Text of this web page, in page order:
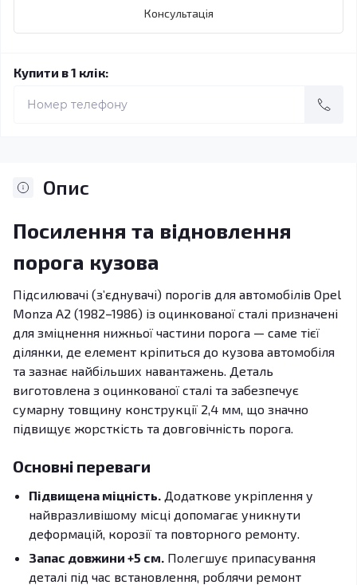
Консультація
Купити в 1 клік:
Опис
Посилення та відновлення
порога кузова
Підсилювачі (з’єднувачі) порогів для автомобілів Opel
Monza A2 (1982–1986) із оцинкованої сталі призначені
для зміцнення нижньої частини порога — саме тієї
ділянки, де елемент кріпиться до кузова автомобіля
та зазнає найбільших навантажень. Деталь
виготовлена з оцинкованої сталі та забезпечує
сумарну товщину конструкції 2,4 мм, що значно
підвищує жорсткість та довговічність порога.
Основні переваги
Підвищена міцність. Додаткове укріплення у
найвразливішому місці допомагає уникнути
деформацій, корозії та повторного ремонту.
Запас довжини +5 см. Полегшує припасування
деталі під час встановлення, роблячи ремонт